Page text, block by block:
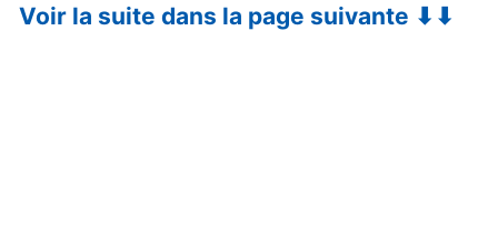
Voir la suite dans la page suivante ⬇⬇